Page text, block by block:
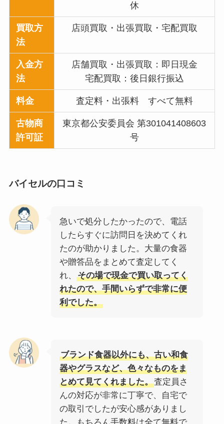
休
買取方
法
店頭買取・出張買取・宅配買取
入金方
法
店舗買取・出張買取：即日現金
宅配買取：後日銀行振込
料金 査定料・出張料 すべて無料
古物商
許可証
東京都公安委員会 第301041408603
号
バイセルの口コミ
急いで処分したかったので、電話
したらすぐに訪問日を決めてくれ
たのが助かりました。大量の食器
や贈答品をまとめて査定してく
れ、
その場で現金で買い取ってく
れたので、手間いらずで非常に便
利でした。
ブランド食器以外にも、古い和食
器やグラスなど、色々なものをま
とめて見てくれました。査定員さ
んの対応が非常に丁寧で、自宅で
の取引でしたが安心感がありまし